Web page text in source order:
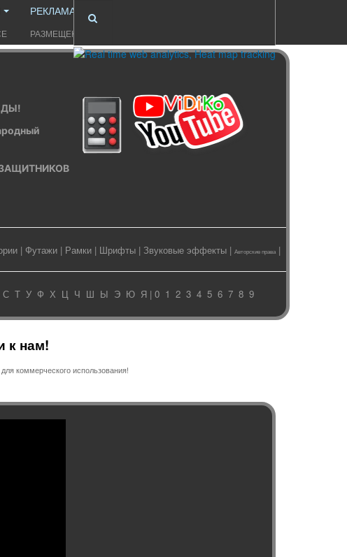
РЕКЛАМА
РАЗМЕЩЕНИЕ
ЗАЩИТНИКОВ
| Футажи | Рамки | Шрифты | Звуковые эффекты | Авторские права |
С Т У Ф Х Ц Ч Ш Ы Э Ю Я| 0 1 2 3 4 5 67 89
к нам!
коммерческого использования!